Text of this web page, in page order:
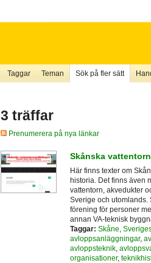
Taggar Teman Sök på fler sätt
3 träffar
Prenumerera på nya länkar
Skånska
Här finns texter om
historia. Det finns även
vattentorn, akvedukter
Sverige och utomlands.
förening för personer
annan VA-teknisk
Taggar: Skåne
avloppsanläggningar,
avloppsteknik,
organisationer,